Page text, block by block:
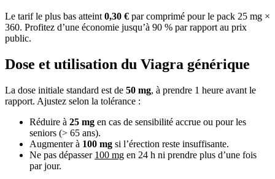
Le tarif le plus bas atteint 0,30 € par comprimé pour le pack 25 mg ×
360. Profitez d’une économie jusqu’à 90 % par rapport au prix
public.
Dose et utilisation du Viagra générique
La dose initiale standard est de 50 mg, à prendre 1 heure avant le
rapport. Ajustez selon la tolérance :
Réduire à 25 mg en cas de sensibilité accrue ou pour les
seniors (> 65 ans).
Augmenter à 100 mg si l’érection reste insuffisante.
Ne pas dépasser 100 mg en 24 h ni prendre plus d’une fois
par jour.